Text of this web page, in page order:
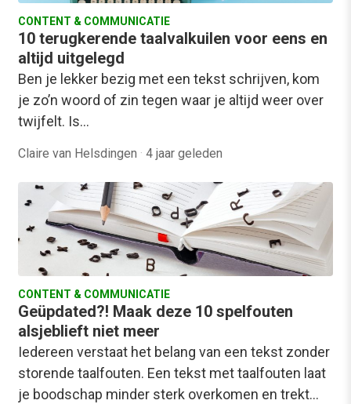
CONTENT & COMMUNICATIE
10 terugkerende taalvalkuilen voor eens en
altijd uitgelegd
Ben je lekker bezig met een tekst schrijven, kom
je zo’n woord of zin tegen waar je altijd weer over
twijfelt. Is…
Claire van Helsdingen · 4 jaar geleden
CONTENT & COMMUNICATIE
Geüpdated?! Maak deze 10 spelfouten
alsjeblieft niet meer
Iedereen verstaat het belang van een tekst zonder
storende taalfouten. Een tekst met taalfouten laat
je boodschap minder sterk overkomen en trekt…